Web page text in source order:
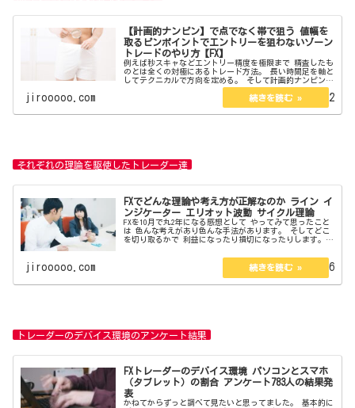
【計画的ナンピン】で点でなく帯で狙う 値幅を
取るピンポイントでエントリーを狙わないゾーン
トレードのやり方【FX】
例えば秒スキャなどエントリー精度を極限まで 精査したも
のとは全くの対極にあるトレード方法。 長い時間足を軸と
してテクニカルで方向を定める。 そして計画的ナンピンあ
りきのトレード戦術。 今回はゾーントレードについて言及
jirooooo.com 2023.04.22
それぞれの理論を駆使したトレーダー達
FXでどんな理論や考え方が正解なのか ライン イ
ンジケーター エリオット波動 サイクル理論
FXを10月で丸2年になる感想として やってみて思ったこと
は 色んな考えがあり色んな手法があります。 そしてどこ
を切り取るかで 利益になったり損切になったりします。
jirooooo.com 2022.08.26
トレーダーのデバイス環境のアンケート結果
FXトレーダーのデバイス環境 パソコンとスマホ
（タブレット）の割合 アンケート783人の結果発
表
かねてからずっと調べて見たいと思ってました。 基本的に